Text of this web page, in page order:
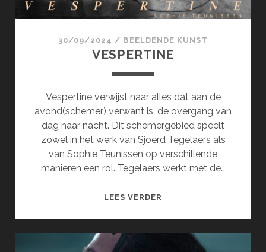
30/09/2024 / BEELDENDE KUNST
VESPERTINE
Vespertine verwijst naar alles dat aan de
avond(schemer) verwant is, de overgang van
dag naar nacht. Dit schemergebied speelt
zowel in het werk van Sjoerd Tegelaers als
van Sophie Teunissen op verschillende
manieren een rol. Tegelaers werkt met de…
LEES VERDER